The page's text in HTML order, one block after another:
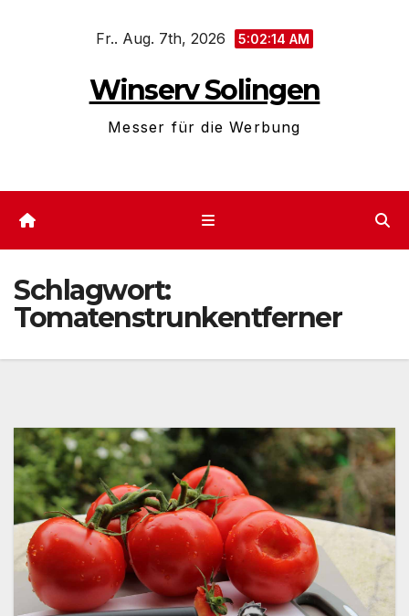
Fr.. Aug. 7th, 2026 5:02:15 AM
Winserv Solingen
Messer für die Werbung
Schlagwort:
Tomatenstrunkentferner